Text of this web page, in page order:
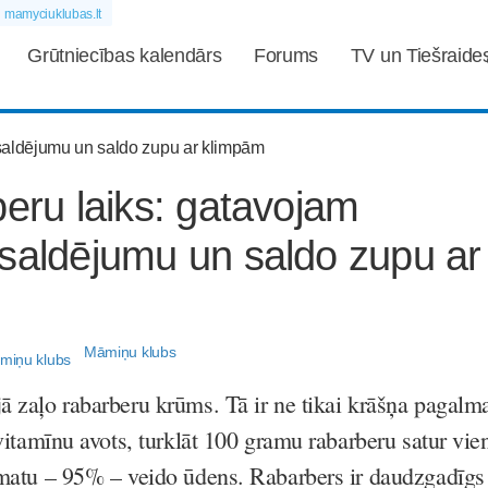
mamyciuklubas.lt
Grūtniecības kalendārs Forums TV un
laiks: gatavojam
un saldo zupu ar
Māmiņu klubs
zaļo rabarberu krūms. Tā ir ne tikai krāšņa
avots, turklāt 100 gramu rabarberu satur
– 95% – veido ūdens. Rabarbers ir daudzgadīgs